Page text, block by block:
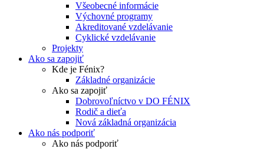
Všeobecné informácie
Výchovné programy
Akreditované vzdelávanie
Cyklické vzdelávanie
Projekty
Ako sa zapojiť
Kde je Fénix?
Základné organizácie
Ako sa zapojiť
Dobrovoľníctvo v DO FÉNIX
Rodič a dieťa
Nová základná organizácia
Ako nás podporiť
Ako nás podporiť